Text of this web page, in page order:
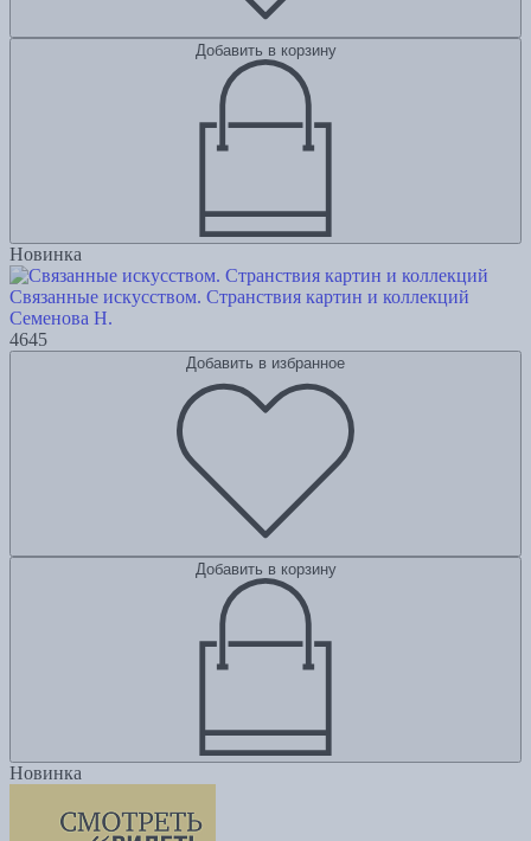
Добавить в корзину
Новинка
Связанные искусством. Странствия картин и коллекций
Семенова Н.
4645
Добавить в избранное
Добавить в корзину
Новинка